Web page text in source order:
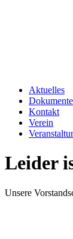
Aktuelles
Dokumente
Kontakt
Verein
Leider
Unsere